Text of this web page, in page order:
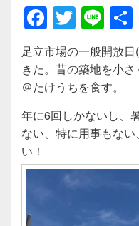
F
a
c
e
b
o
k
T
wi
tt
er
Li
n
e
足立市場の一般開放
きた。昔の築地を小
＠たけうちを食す。
年に6回しかないし、
ない、特に用事もな
い！